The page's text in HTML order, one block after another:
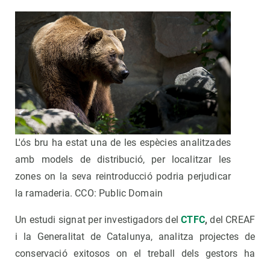
L'ós bru ha estat una de les espècies analitzades
amb models de distribució, per localitzar les
zones on la seva reintroducció podria perjudicar
la ramaderia. CCO: Public Domain
Un estudi signat per investigadors delCTFC,del CREAF
i la Generalitat de Catalunya, analitza projectes de
conservació exitosos on el treball dels gestors ha